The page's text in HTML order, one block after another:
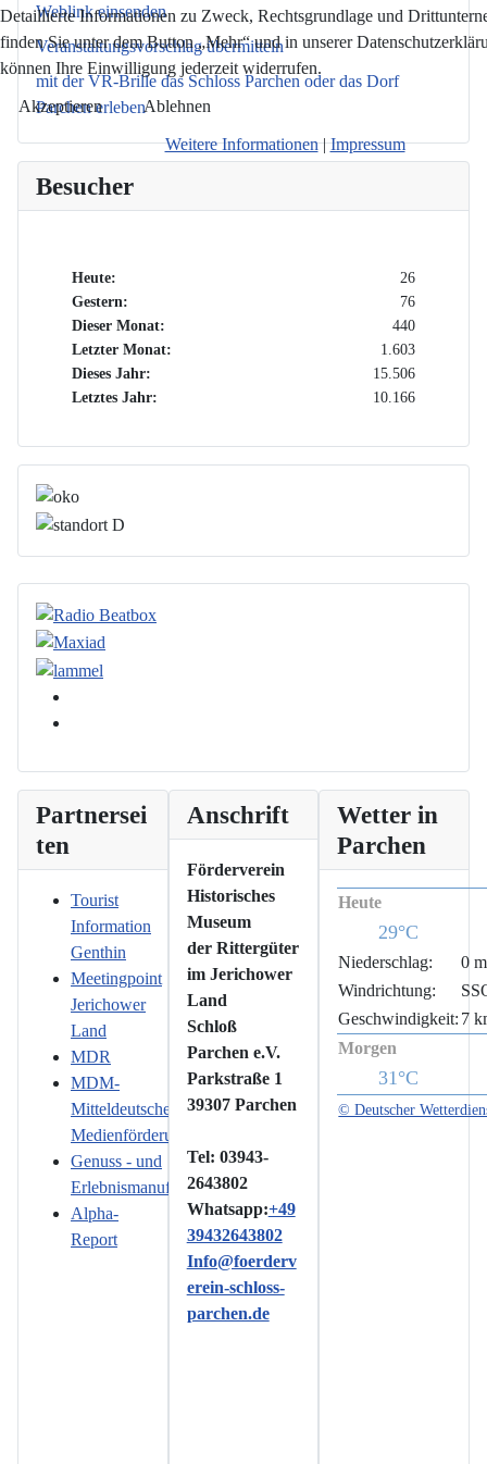
Weblink einsenden
Veranstaltungsvorschlag übermitteln
mit der VR-Brille das Schloss Parchen oder das Dorf
Parchen erleben
Besucher
Heute:
26
Gestern:
76
Dieser Monat:
440
Letzter Monat:
1.603
Dieses Jahr:
15.506
Letztes Jahr:
10.166
Partnersei
ten
Tourist
Information
Genthin
Meetingpoint
Jerichower
Land
MDR
MDM-
Mitteldeutsche
Medienförderung
Genuss - und
Erlebnismanufaktur
Alpha-
Report
Anschrift
Förderverein
Historisches
Museum
der Rittergüter
im Jerichower
Land
Schloß
Parchen e.V.
Parkstraße 1
39307 Parchen
Tel: 03943-
2643802
Whatsapp:+49
39432643802
Info@foerderv
erein-schloss-
parchen.de
Wetter in
Parchen
Heute
29°C
Niederschlag:
0
Windrichtung:
Geschwindigkeit: 7
Morgen
31°C
© Deutscher
Detaillierte Informationen zu Zweck, Rechtsgrundlage und
finden Sie unter dem Button „Mehr“ und in unserer
können Ihre Einwilligung jederzeit widerrufen.
Akzeptieren Ablehnen
Weitere Informationen|Impressum